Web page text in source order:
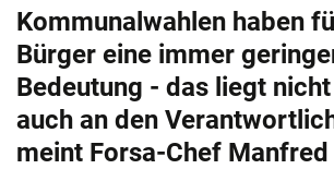
Kommunalwahlen haben
Bürger eine immer
Bedeutung - das liegt
auch an den
meint Forsa-Chef Manfred